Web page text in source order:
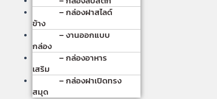
– กล่องฝาสไลด์
ข้าง
– งานออกแบบ
กล่อง
– กล่องอาหาร
เสริม
– กล่องฝาเปิดทรง
สมุด